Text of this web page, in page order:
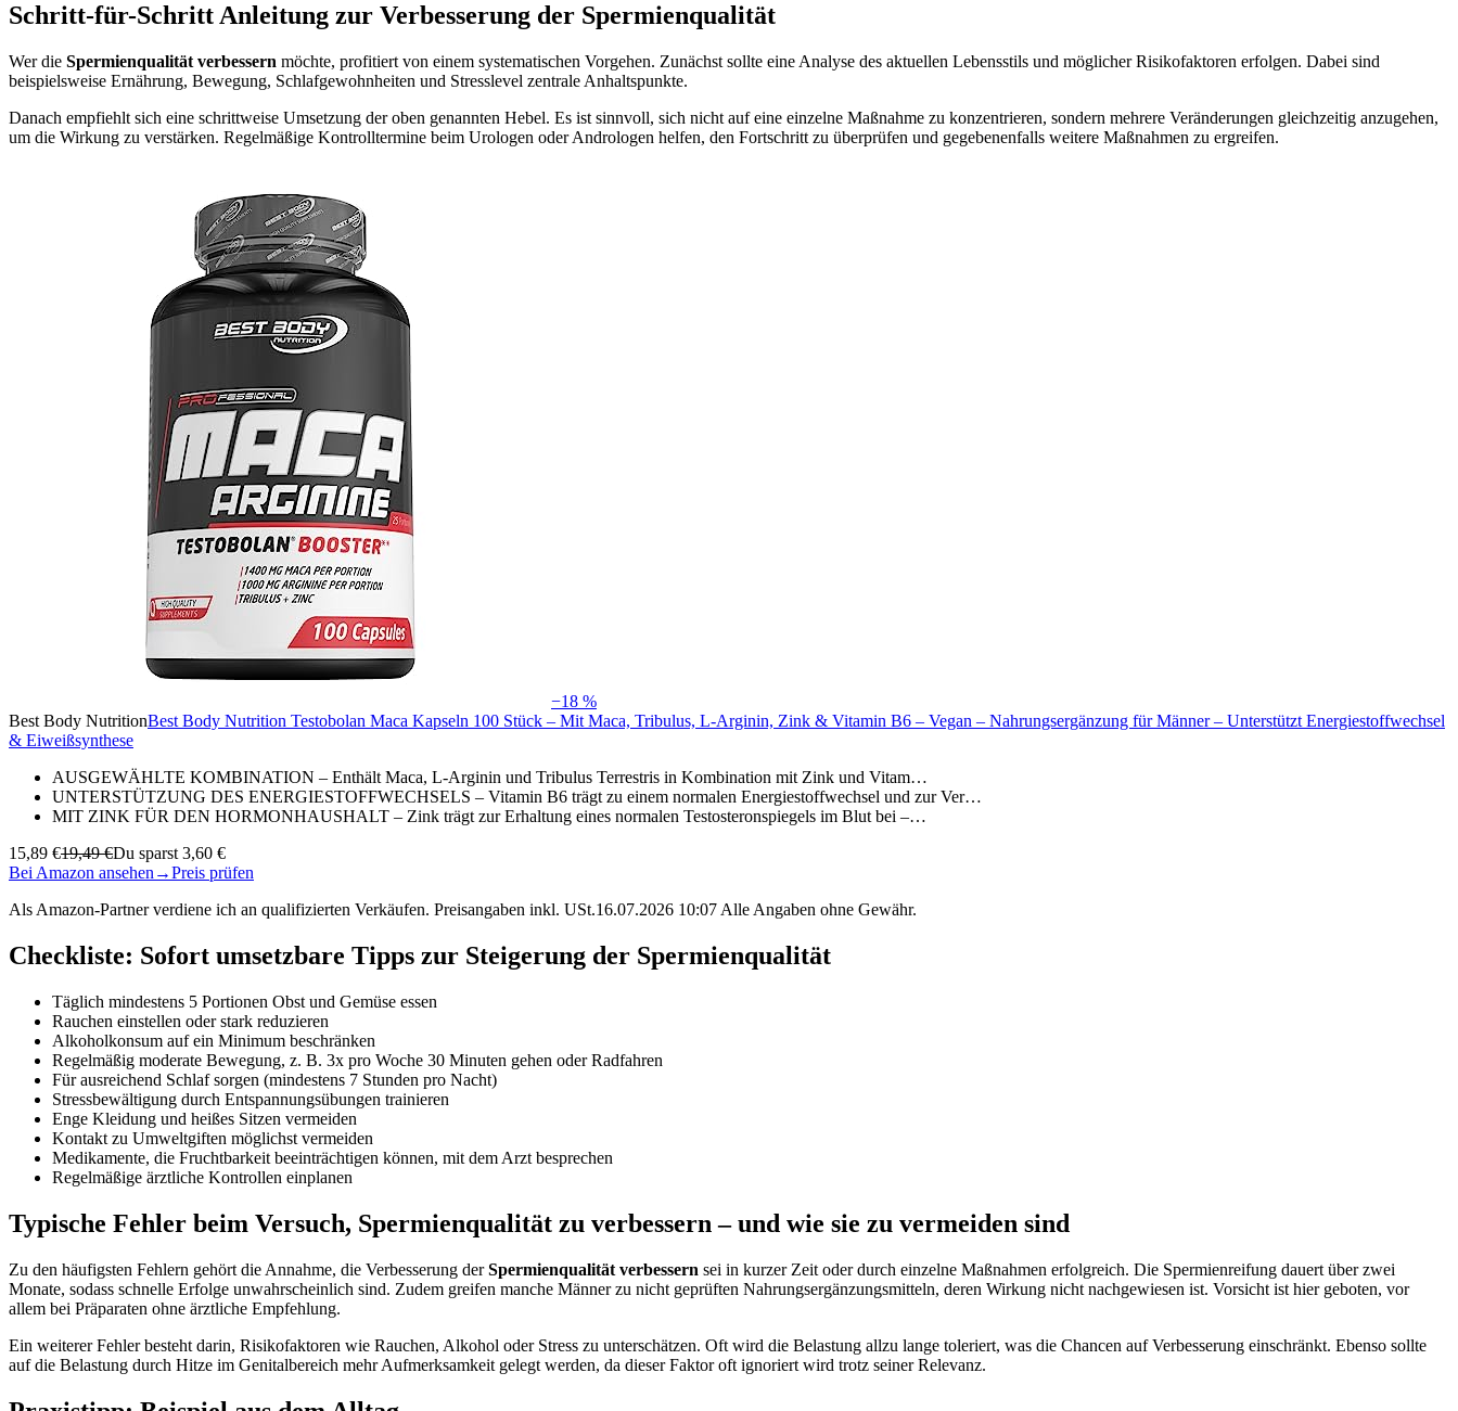
Schritt-für-Schritt Anleitung zur Verbesserung der Spermienqualität
Wer die Spermienqualität verbessern möchte, profitiert von einem systematischen Vorgehen. Zunächst sollte eine Analyse des aktuellen Lebensstils und möglicher Risikofaktoren erfolgen. Dabei sind
beispielsweise Ernährung, Bewegung, Schlafgewohnheiten und Stresslevel zentrale Anhaltspunkte.
Danach empfiehlt sich eine schrittweise Umsetzung der oben genannten Hebel. Es ist sinnvoll, sich nicht auf eine einzelne Maßnahme zu konzentrieren, sondern mehrere Veränderungen gleichzeitig anzugehen,
um die Wirkung zu verstärken. Regelmäßige Kontrolltermine beim Urologen oder Andrologen helfen, den Fortschritt zu überprüfen und gegebenenfalls weitere Maßnahmen zu ergreifen.
−18 %
Best Body NutritionBest Body Nutrition Testobolan Maca Kapseln 100 Stück – Mit Maca, Tribulus, L-Arginin, Zink & Vitamin B6 – Vegan – Nahrungsergänzung für Männer – Unterstützt Energiestoffwechsel
& Eiweißsynthese
AUSGEWÄHLTE KOMBINATION – Enthält Maca, L-Arginin und Tribulus Terrestris in Kombination mit Zink und Vitam…
UNTERSTÜTZUNG DES ENERGIESTOFFWECHSELS – Vitamin B6 trägt zu einem normalen Energiestoffwechsel und zur Ver…
MIT ZINK FÜR DEN HORMONHAUSHALT – Zink trägt zur Erhaltung eines normalen Testosteronspiegels im Blut bei –…
15,89 €19,49 €Du sparst 3,60 €
Bei Amazon ansehen →Preis prüfen
Als Amazon-Partner verdiene ich an qualifizierten Verkäufen. Preisangaben inkl. USt.16.07.2026 10:07 Alle Angaben ohne Gewähr.
Checkliste: Sofort umsetzbare Tipps zur Steigerung der Spermienqualität
Täglich mindestens 5 Portionen Obst und Gemüse essen
Rauchen einstellen oder stark reduzieren
Alkoholkonsum auf ein Minimum beschränken
Regelmäßig moderate Bewegung, z. B. 3x pro Woche 30 Minuten gehen oder Radfahren
Für ausreichend Schlaf sorgen (mindestens 7 Stunden pro Nacht)
Stressbewältigung durch Entspannungsübungen trainieren
Enge Kleidung und heißes Sitzen vermeiden
Kontakt zu Umweltgiften möglichst vermeiden
Medikamente, die Fruchtbarkeit beeinträchtigen können, mit dem Arzt besprechen
Regelmäßige ärztliche Kontrollen einplanen
Typische Fehler beim Versuch, Spermienqualität zu verbessern – und wie sie zu vermeiden sind
Zu den häufigsten Fehlern gehört die Annahme, die Verbesserung derSpermienqualität verbessern sei in kurzer Zeit oder durch einzelne Maßnahmen erfolgreich. Die Spermienreifung dauert über zwei
Monate, sodass schnelle Erfolge unwahrscheinlich sind. Zudem greifen manche Männer zu nicht geprüften Nahrungsergänzungsmitteln, deren Wirkung nicht nachgewiesen ist. Vorsicht ist hier geboten, vor
allem bei Präparaten ohne ärztliche Empfehlung.
Ein weiterer Fehler besteht darin, Risikofaktoren wie Rauchen, Alkohol oder Stress zu unterschätzen. Oft wird die Belastung allzu lange toleriert, was die Chancen auf Verbesserung einschränkt. Ebenso sollte
auf die Belastung durch Hitze im Genitalbereich mehr Aufmerksamkeit gelegt werden, da dieser Faktor oft ignoriert wird trotz seiner Relevanz.